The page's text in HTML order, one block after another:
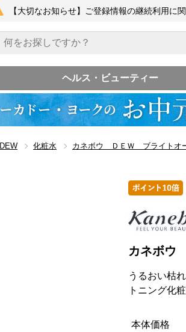
【大切なお知らせ】ご登録情報の継続利用に
ヘルス・ビューティー
DEW 化粧水 カネボウ ＤＥＷ ブライトオ
カネボウ
うるおい枯
トニング化
本体価格